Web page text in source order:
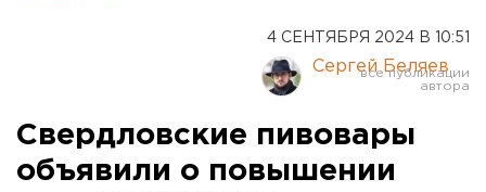
4 СЕНТЯБРЯ 2024 В 10:51
Сергей Беляев
Свердловские пивовары
объявили о повышении